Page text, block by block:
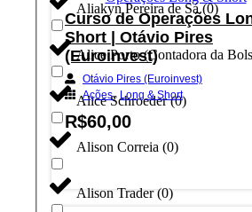
Aliakyn Pereira de Sá(0)
Alice Porto (Contadora da
Alice Schroeder(0)
Alison Correia (0)
Alison Trader(0)
Curso de Operações
Short | Otávio Pires
(Euroinvest)
Otávio Pires (Euroinvest)
Ações, Long & Short
R$60,00
Adicionar ao carrinho